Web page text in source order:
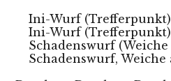
Ini-Wurf
Ini-Wurf
Schadenswurf
Schadenswurf, Weiche